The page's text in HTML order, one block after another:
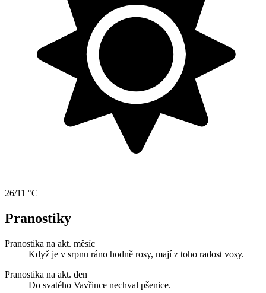
26/11 °C
Pranostiky
Pranostika na akt. měsíc
Když je v srpnu ráno hodně rosy, mají z toho radost vosy.
Pranostika na akt. den
Do svatého Vavřince nechval pšenice.